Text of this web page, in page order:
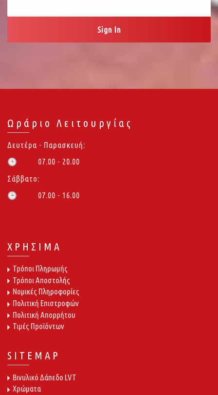
Ωράριο Λειτουργίας
Δευτέρα - Παρασκευή:
🕒 07.00 - 20.00
Σάββατο:
🕒 07.00 - 16.00
ΧΡΗΣΙΜΑ
Τρόποι Πληρωμής
Τρόποι Αποστολής
Νομικές Πληροφορίες
Πολιτική Επιστροφών
Πολιτική Απορρήτου
Τιμές Προϊόντων
SITEMAP
Βινυλικό Δάπεδο LVT
Χρώματα